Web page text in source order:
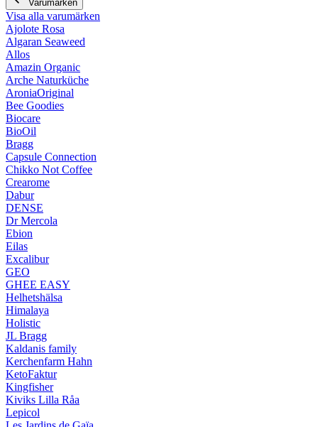
Varumärken
Visa alla varumärken
Ajolote Rosa
Algaran Seaweed
Allos
Amazin Organic
Arche Naturküche
AroniaOriginal
Bee Goodies
Biocare
BioOil
Bragg
Capsule Connection
Chikko Not Coffee
Crearome
Dabur
DENSE
Dr Mercola
Ebion
Eilas
Excalibur
GEO
GHEE EASY
Helhetshälsa
Himalaya
Holistic
JL Bragg
Kaldanis family
Kerchenfarm Hahn
KetoFaktur
Kingfisher
Kiviks Lilla Råa
Lepicol